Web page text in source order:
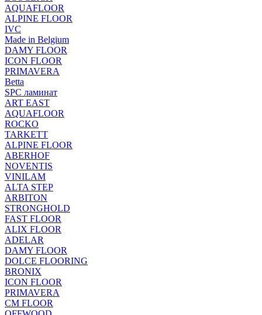
AQUAFLOOR
ALPINE FLOOR
IVC
Made in Belgium
DAMY FLOOR
ICON FLOOR
PRIMAVERA
Betta
SPC ламинат
ART EAST
AQUAFLOOR
ROCKO
TARKETT
ALPINE FLOOR
ABERHOF
NOVENTIS
VINILAM
ALTA STEP
ARBITON
STRONGHOLD
FAST FLOOR
ALIX FLOOR
ADELAR
DAMY FLOOR
DOLCE FLOORING
BRONIX
ICON FLOOR
PRIMAVERA
CM FLOOR